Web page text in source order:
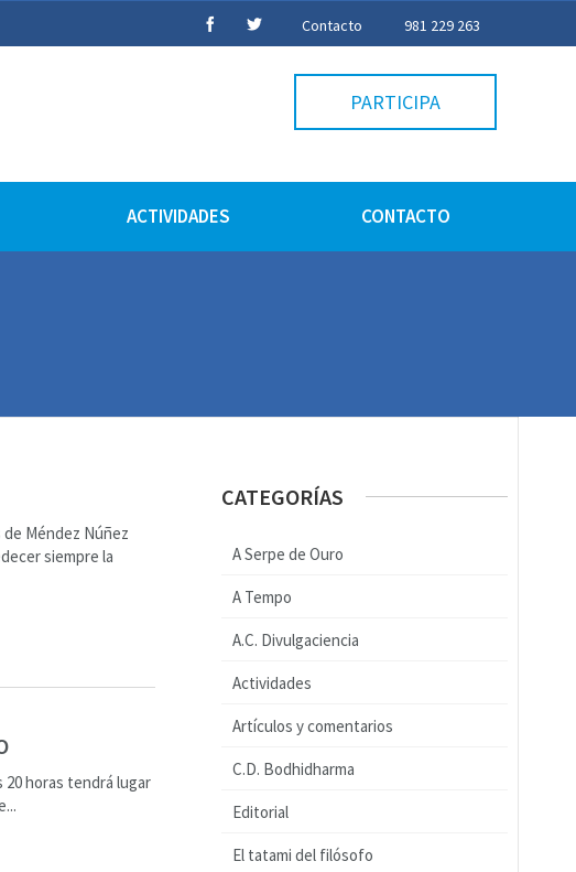
Contacto 981 229 263
PARTICIPA
ACTIVIDADES CONTACTO
de Méndez Núñez
siempre la
20 horas tendrá lugar
CATEGORÍAS
A Serpe de Ouro
A Tempo
A.C. Divulgaciencia
Actividades
Artículos y comentarios
C.D. Bodhidharma
Editorial
El tatami del filósofo